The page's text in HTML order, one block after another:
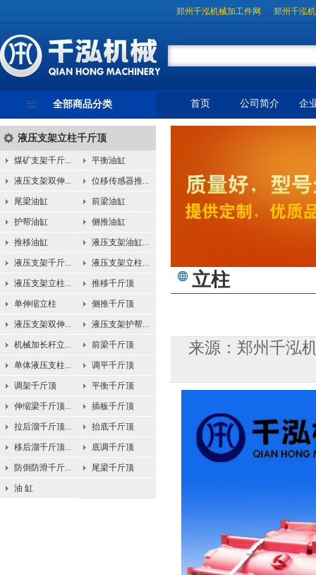
郑州千泓机械加工件网 郑州千泓
全部商品分类
液压支架立柱千斤顶
煤矿支架千斤... 平衡油缸
液压支架双伸... 位移传感器推...
尾梁油缸 前梁油缸
护帮油缸 侧推油缸
推移油缸 液压支架油缸...
液压支架千斤... 液压支架立柱...
液压支架立柱... 推移千斤顶
单伸缩立柱 侧推千斤顶
液压支架双伸... 液压支架护帮...
机械加长杆立... 前梁千斤顶
单体液压支柱... 调平千斤顶
调架千斤顶 平衡千斤顶
伸缩梁千斤顶... 插板千斤顶
拉后溜千斤顶... 抬底千斤顶
移后溜千斤顶... 底调千斤顶
防倒防滑千斤... 尾梁千斤顶
油 缸
首页 公司简介 企
立柱
来源：郑州千泓